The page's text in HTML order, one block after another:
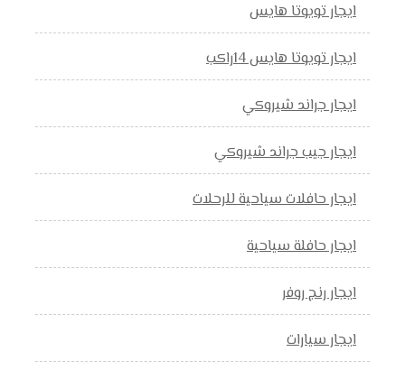
ايجار تويوتا هايس
ايجار تويوتا هايس 14راكب
ايجار جراند شيروكي
ايجار جيب جراند شيروكي
ايجار حافلات سياحية للرحلات
ايجار حافلة سياحية
ايجار رنج روفر
ايجار سيارات